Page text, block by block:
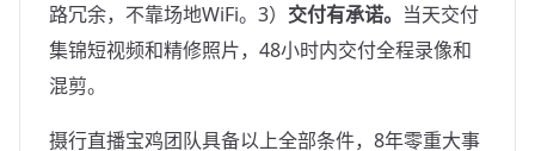
路冗余，不靠场地WiFi。3） 交付有承诺。 当天交付
集锦短视频和精修照片，48小时内交付全程录像和
混剪。
摄行直播宝鸡团队具备以上全部条件，8年零重大事